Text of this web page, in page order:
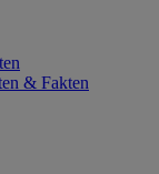
& Fakten